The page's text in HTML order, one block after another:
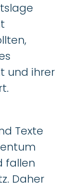
und ihrer
Texte
fallen
Daher